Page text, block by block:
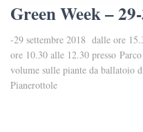
Green Week –
-29 settembre 2018 dalle ore
ore 10.30 alle 12.30 presso
volume sulle piante da
Pianerottole